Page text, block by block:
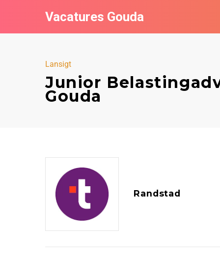
Vacatures Gouda
Lansigt
Junior
Gouda
Randstad